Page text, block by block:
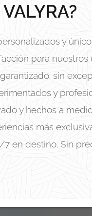
VALYRA?
y
para nuestros
sin
y
y hechos a
más
7 en destino. Sin